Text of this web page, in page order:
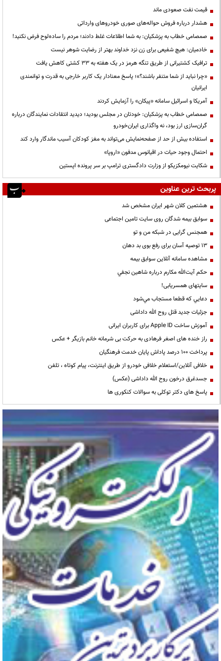
قیمت نفت صعودی ماند
هشدار درباره فروش حواله‌های صوری خودروهای وارداتی
صمصامی خطاب به پزشکیان: به شما اطلاعات غلط دادند؛ مردم را ساده‌لوح فرض نکنید!
خادمیان: هیچ شفیعی برای زن نزد خداوند بهتر از رضایت شوهر نیست
ترافیک کشتیرانی از طریق تنگه هرمز در یک هفته به ۳۳ کشتی کاهش یافت
«چرا نباید از شما متنفر باشند؟»؛ پاسخ معنادار یک کاربر خارجی به قدرت و توانمندی
ایرانیان
آمریکا و اسرائیل سامانه «پیکان» را آزمایش کردند
صمصامی خطاب به پزشکیان: خودتان در مجلس بودید؛ دیدید انتقادات نمایندگان درباره
گران‌سازی ارز بود، نه واگذاری ایران‌خودرو
استفاده بیش از حد از صفحه‌نمایش می‌تواند به مغز کودکان آسیب ماندگار وارد کند
احتمال وجود حیات در اقیانوس مدفون «اروپا»
شکایت نیومکزیکو از وزارت دادگستری ترامپ بر سر پرونده اپستین
پربحث ترین عناوین
هشتمین کلان شهر ایران مشخص شد
سوابق بیمه شدگان روی سایت تامین اجتماعی
همجنس گرایی در شبکه من و تو
13 توصیه آسان برای رفع بوی بد دهان
مشاهده سامانه آنلاين سوابق بیمه
حكم آيت‌الله مكارم درباره شاهين نجفي
سایتهای همسریابی!
دعايي كه قطعا مستجاب مي‌شود
جزئیات جدید قتل روح الله داداشی
آموزش ساخت Apple ID برای کاربران ایرانی
راز خنده های اصغر فرهادی به حرکت بی شرمانه خانم بازیگر + عکس
پرداخت ۱۰۰ درصد پاداش پایان خدمت فرهنگیان
خلافی آنلاین/استعلام خلافی خودرو از طریق اینترنت، پیام کوتاه ، تلفن
جسدغرق درخون روح الله داداشی (عکس)
پاسخ های دکتر توکلی به سوالات کنکوری ها